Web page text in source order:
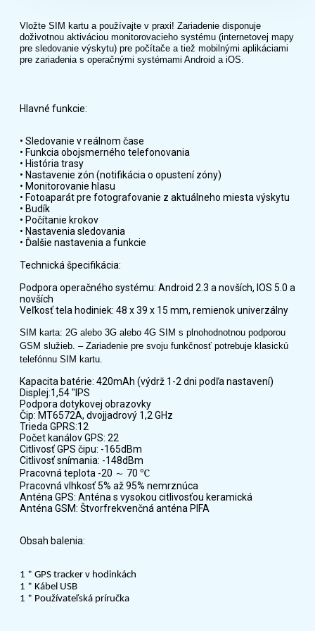
Vložte SIM kartu a používajte v praxi! Zariadenie disponuje
doživotnou aktiváciou monitorovacieho systému (internetovej mapy
pre sledovanie výskytu) pre počítače a tiež mobilnými aplikáciami
pre zariadenia s operačnými systémami Android a iOS.
Hlavné funkcie:
• Sledovanie v reálnom čase
• Funkcia obojsmerného telefonovania
• História trasy
• Nastavenie zón (notifikácia o opustení zóny)
• Monitorovanie hlasu
• Fotoaparát pre fotografovanie z aktuálneho miesta výskytu
• Budík
• Počítanie krokov
• Nastavenia sledovania
• Ďalšie nastavenia a funkcie
Technická špecifikácia:
Podpora operačného systému: Android 2.3 a novších, IOS 5.0 a
novších
Veľkosť tela hodiniek: 48 x 39 x 15 mm, remienok univerzálny
SIM karta: 2G alebo 3G alebo 4G SIM s plnohodnotnou podporou
GSM služieb. – Zariadenie pre svoju funkčnosť potrebuje klasickú
telefónnu SIM kartu.
Kapacita batérie: 420mAh (výdrž 1-2 dni podľa nastavení)
Displej:1,54 "IPS
Podpora dotykovej obrazovky
Čip: MT6572A, dvojjadrový 1,2 GHz
Trieda GPRS:12
Počet kanálov GPS: 22
Citlivosť GPS čipu: -165dBm
Citlivosť snímania: -148dBm
Pracovná teplota -20 ～ 70 ℃
Pracovná vlhkosť 5% až 95% nemrznúca
Anténa GPS: Anténa s vysokou citlivosťou keramická
Anténa GSM: Štvorfrekvenčná anténa PIFA
Obsah balenia:
1 * GPS tracker v hodinkách
1 * Kábel USB
1 * Používateľská príručka